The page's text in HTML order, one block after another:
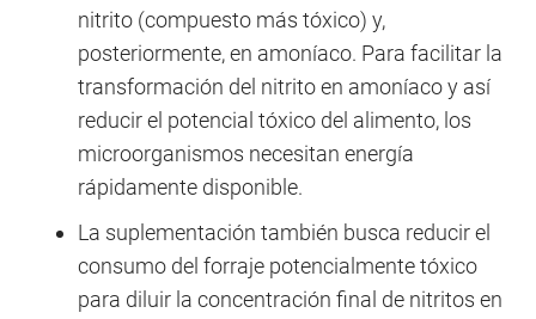
nitrito (compuesto más tóxico) y,
posteriormente, en amoníaco. Para facilitar la
transformación del nitrito en amoníaco y así
reducir el potencial tóxico del alimento, los
microorganismos necesitan energía
rápidamente disponible.
La suplementación también busca reducir el
consumo del forraje potencialmente tóxico
para diluir la concentración final de nitritos en